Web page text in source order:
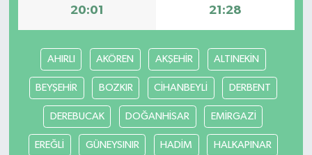
20:01 21:28
AHIRLI AKÖREN AKŞEHİR ALTINEKİN
BEYŞEHİR BOZKIR CİHANBEYLİ DERBENT
DEREBUCAK DOĞANHİSAR EMİRGAZİ
EREĞLİ GÜNEYSINIR HADİM HALKAPINAR